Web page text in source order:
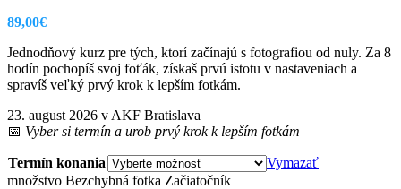
89,00€
Jednodňový kurz pre tých, ktorí začínajú s fotografiou od nuly. Za 8
hodín pochopíš svoj foťák, získaš prvú istotu v nastaveniach a
spravíš veľký prvý krok k lepším fotkám.
23. august 2026 v AKF Bratislava
📅 Vyber si termín a urob prvý krok k lepším fotkám
Termín konania
Vymazať
množstvo Bezchybná fotka Začiatočník